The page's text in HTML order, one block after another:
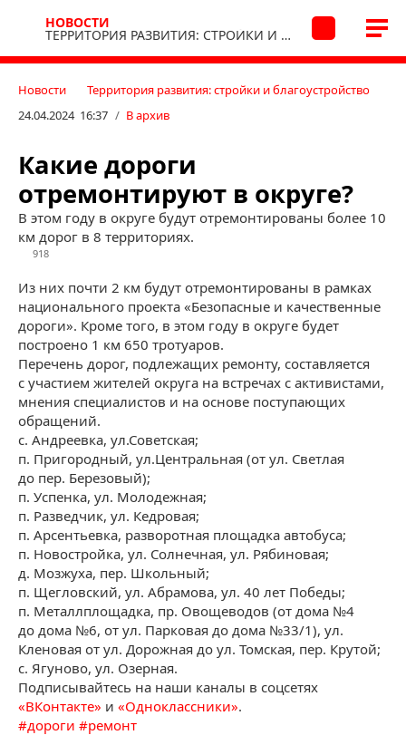
НОВОСТИ
ТЕРРИТОРИЯ РАЗВИТИЯ: СТРОЙКИ И БЛАГОУСТРОЙСТВО
Новости
Территория развития: стройки и благоустройство
24.04.2024 16:37 / В архив
Какие дороги
отремонтируют в округе?
В этом году в округе будут отремонтированы более 10
км дорог в 8 территориях.
918
Из них почти 2 км будут отремонтированы в рамках
национального проекта «Безопасные и качественные
дороги». Кроме того, в этом году в округе будет
построено 1 км 650 тротуаров.
Перечень дорог, подлежащих ремонту, составляется
с участием жителей округа на встречах с активистами,
мнения специалистов и на основе поступающих
обращений.
с. Андреевка, ул.Советская;
п. Пригородный, ул.Центральная (от ул. Светлая
до пер. Березовый);
п. Успенка, ул. Молодежная;
п. Разведчик, ул. Кедровая;
п. Арсентьевка, разворотная площадка автобуса;
п. Новостройка, ул. Солнечная, ул. Рябиновая;
д. Мозжуха, пер. Школьный;
п. Щегловский, ул. Абрамова, ул. 40 лет Победы;
п. Металлплощадка, пр. Овощеводов (от дома №4
до дома №6, от ул. Парковая до дома №33/1), ул.
Кленовая от ул. Дорожная до ул. Томская, пер. Крутой;
с. Ягуново, ул. Озерная.
Подписывайтесь на наши каналы в соцсетях
«ВКонтакте» и «Одноклассники».
#дороги #ремонт